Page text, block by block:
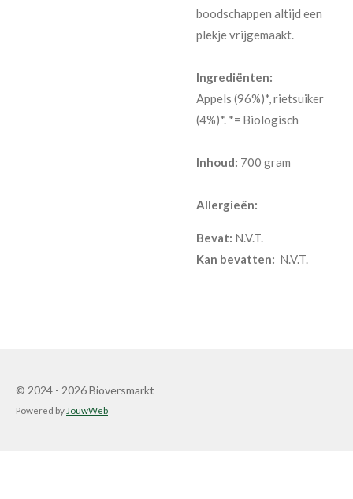
boodschappen altijd een
plekje vrijgemaakt.
Ingrediënten:
Appels (96%)*, rietsuiker
(4%)*. *= Biologisch
Inhoud: 700 gram
Allergieën:
Bevat: N.V.T.
Kan bevatten: N.V.T.
© 2024 - 2026 Bioversmarkt
Powered by JouwWeb